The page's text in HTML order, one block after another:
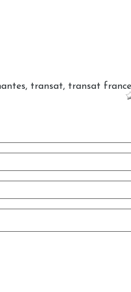
, transat, transat france